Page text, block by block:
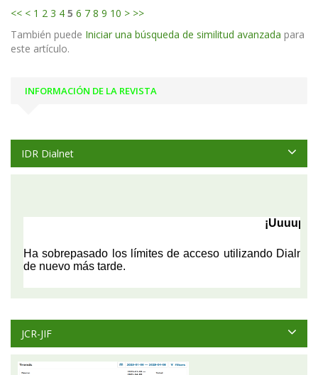
<< < 1 2 3 4 5 6 7 8 9 10 > >>
También puede Iniciar una búsqueda de similitud avanzada para
este artículo.
INFORMACIÓN DE LA REVISTA
IDR Dialnet
JCR-JIF